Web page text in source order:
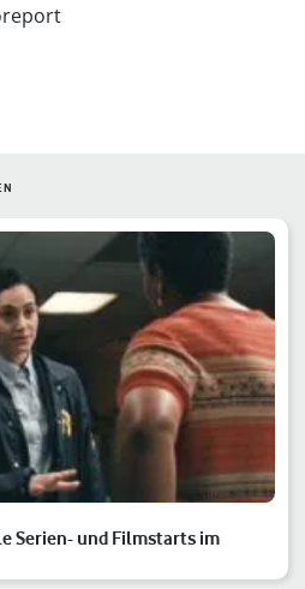
Serien- und Filmstarts im